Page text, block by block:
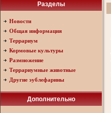
Разделы
Новости
Общая информация
Террариум
Кормовые культуры
Размножение
Террариумные животные
Другие эублефарины
Дополнительно